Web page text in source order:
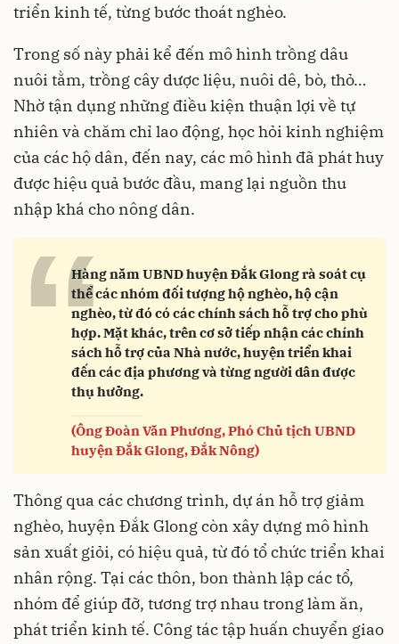
triển kinh tế, từng bước thoát nghèo.
Trong số này phải kể đến mô hình trồng dâu
nuôi tằm, trồng cây dược liệu, nuôi dê, bò, thỏ…
Nhờ tận dụng những điều kiện thuận lợi về tự
nhiên và chăm chỉ lao động, học hỏi kinh nghiệm
của các hộ dân, đến nay, các mô hình đã phát huy
được hiệu quả bước đầu, mang lại nguồn thu
nhập khá cho nông dân.
“Hàng năm UBND huyện Đắk Glong rà soát cụ
thể các nhóm đối tượng hộ nghèo, hộ cận
nghèo, từ đó có các chính sách hỗ trợ cho phù
hợp. Mặt khác, trên cơ sở tiếp nhận các chính
sách hỗ trợ của Nhà nước, huyện triển khai
đến các địa phương và từng người dân được
thụ hưởng.
(Ông Đoàn Văn Phương, Phó Chủ tịch UBND
huyện Đắk Glong, Đắk Nông)
Thông qua các chương trình, dự án hỗ trợ giảm
nghèo, huyện Đắk Glong còn xây dựng mô hình
sản xuất giỏi, có hiệu quả, từ đó tổ chức triển khai
nhân rộng. Tại các thôn, bon thành lập các tổ,
nhóm để giúp đỡ, tương trợ nhau trong làm ăn,
phát triển kinh tế. Công tác tập huấn chuyển giao